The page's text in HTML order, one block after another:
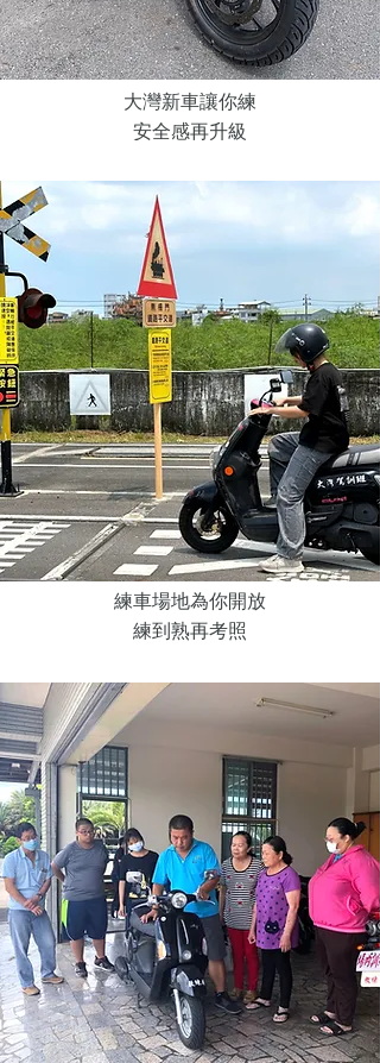
大灣新車讓你練
安全感再升級
練車場地為你開放
練到熟再考照